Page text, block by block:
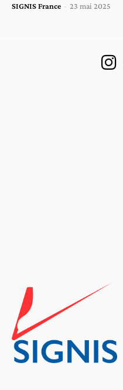
SIGNIS France - 23 mai 2025